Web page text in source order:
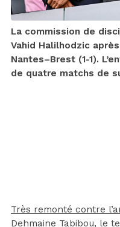
La commission de
Vahid Halilhodzic
Nantes–Brest (1-1).
de quatre matchs de
Très remonté contre
Dehmaine Tabibou, le